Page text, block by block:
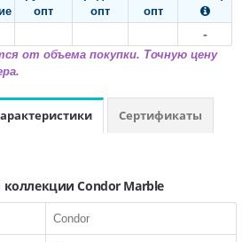
КМ2
ТеплоЗвукоИзоляционной основе
опт
опт
опт

-
от объема покупки. Точную цену
Сертификаты
коллекции Condor Marble
Condor